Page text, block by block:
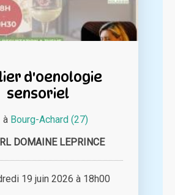
d'oenologie
sensoriel
Bourg-Achard (27)
DOMAINE LEPRINCE
19 juin 2026 à 18h00